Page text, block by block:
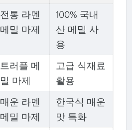
전통 라멘
메밀 마제
100% 국내
산 메밀 사
용
트러플 메
밀 마제
고급 식재료
활용
매운 라멘
메밀 마제
한국식 매운
맛 특화